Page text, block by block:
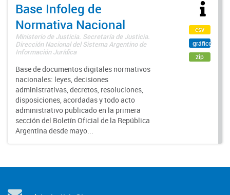
Base Infoleg de
Normativa Nacional
Ministerio de Justicia. Secretaría de Justicia.
Dirección Nacional del Sistema Argentino de
Información Jurídica
Base de documentos digitales normativos
nacionales: leyes, decisiones
administrativas, decretos, resoluciones,
disposiciones, acordadas y todo acto
administrativo publicado en la primera
sección del Boletín Oficial de la República
Argentina desde mayo...
csv
gráfico
zip